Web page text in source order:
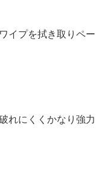
イプを拭き取りペー
れにくくかなり強力